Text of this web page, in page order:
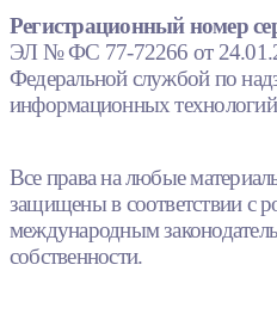
Регистрационный номер
ЭЛ № ФС 77-72266 от
Федеральной службой по
информационных
Все права на любые
защищены в соответствии с
международным
собственности.